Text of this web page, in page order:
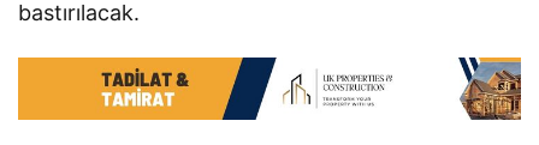
bastırılacak.